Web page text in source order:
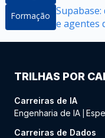
Formação
e agentes
TRILHAS POR
Carreiras de IA
Engenharia de IA
Carreiras de Dados